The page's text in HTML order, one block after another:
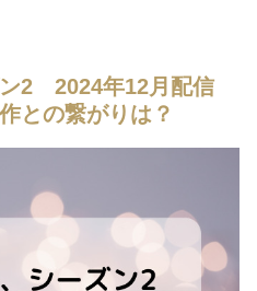
2 2024年12月配信
との繋がりは？